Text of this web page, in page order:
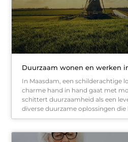
Duurzaam wonen en werken
In Maasdam, een schilderachtige
charme hand in hand gaat met
schittert duurzaamheid als een
diverse duurzame oplossingen die